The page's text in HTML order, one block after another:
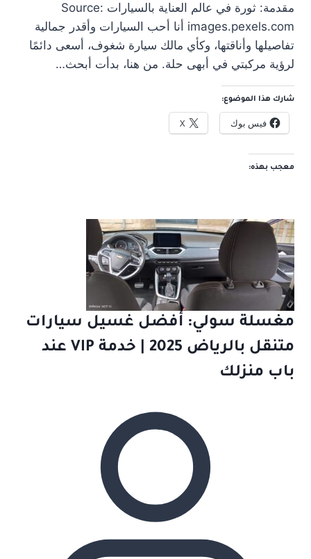
مقدمة: ثورة في عالم العناية بالسيارات Source:
images.pexels.com أنا أحب السيارات وأقدر جمالية
تفاصيلها وأناقتها، وكأي مالك سيارة شغوف، أسعى دائمًا
لرؤية مركبتي في أبهى حلة. من هنا، بدأت أبحث…
شارك هذا الموضوع:
فيس بوك X
معجب بهذه:
مغسلة سولي: أفضل غسيل سيارات
متنقل بالرياض 2025 | خدمة VIP عند
باب منزلك